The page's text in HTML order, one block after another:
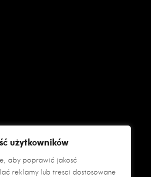
użytkowników
aby poprawić jakość
reklamy lub treści dostosowane